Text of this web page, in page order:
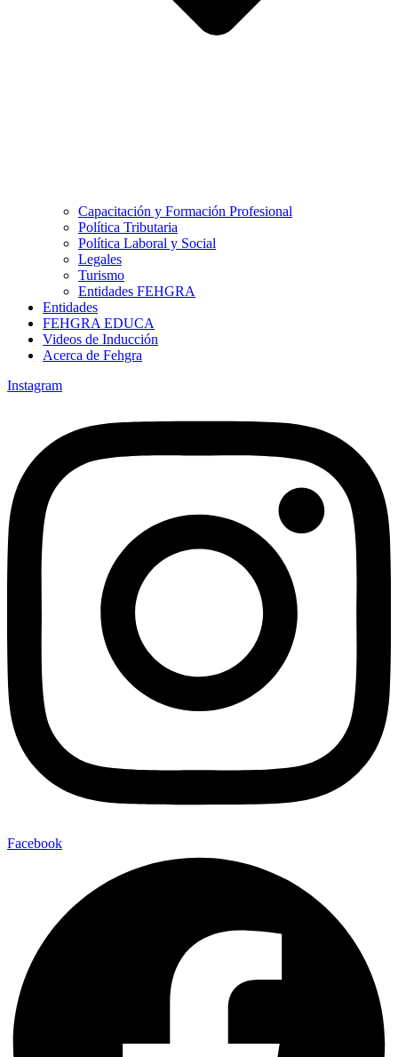
Capacitación y Formación Profesional
Política Tributaria
Política Laboral y Social
Legales
Turismo
Entidades FEHGRA
Entidades
FEHGRA EDUCA
Videos de Inducción
Acerca de Fehgra
Instagram
Facebook